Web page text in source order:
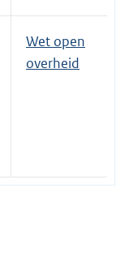
Wet open
overheid